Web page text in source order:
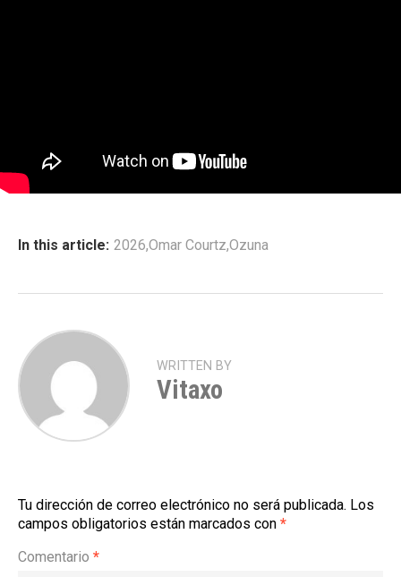
In this article: 2026,Omar Courtz,Ozuna
WRITTEN BY
Vitaxo
Tu dirección de correo electrónico no será publicada. Los
campos obligatorios están marcados con *
Comentario *